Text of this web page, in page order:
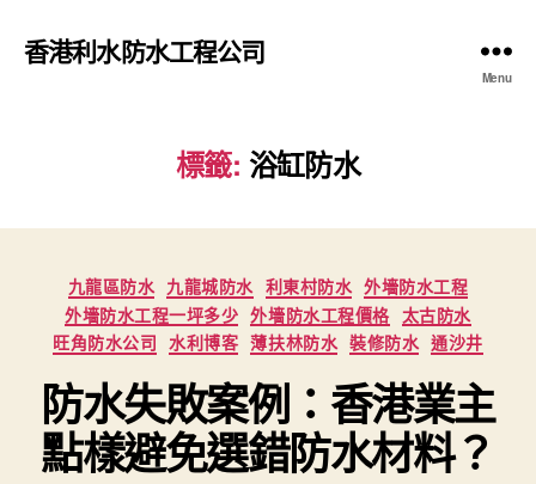
香港利水防水工程公司
Menu
標籤: 浴缸防水
Categories
九龍區防水 九龍城防水 利東村防水 外墻防水工程
外墻防水工程一坪多少 外墻防水工程價格 太古防水
旺角防水公司 水利博客 薄扶林防水 裝修防水 通沙井
防水失敗案例：香港業主
點樣避免選錯防水材料？